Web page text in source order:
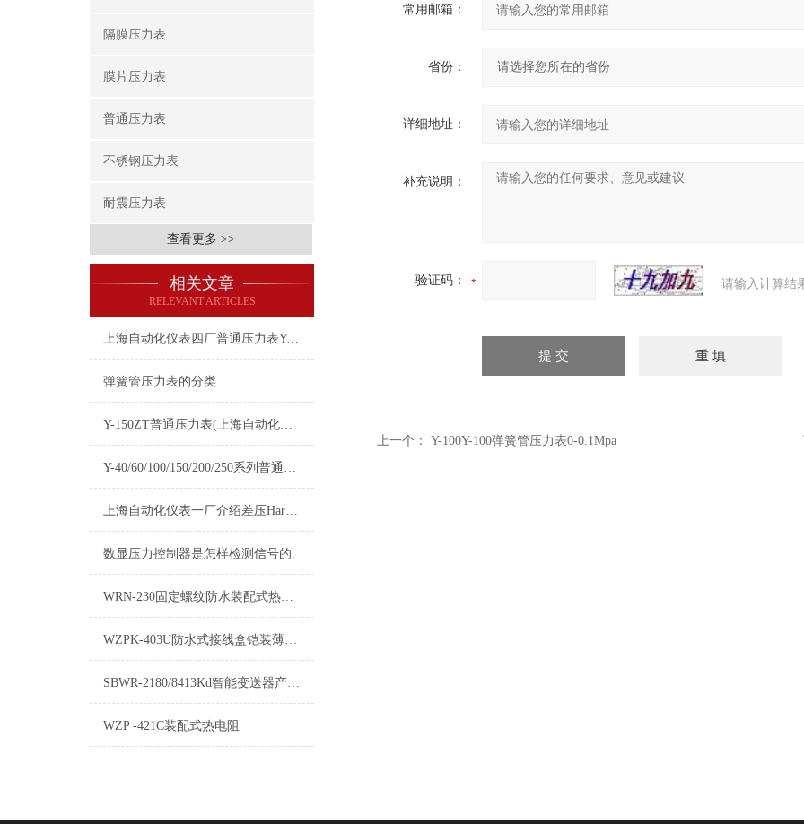
隔膜压力表
膜片压力表
普通压力表
不锈钢压力表
耐震压力表
查看更多 >>
相关文章
RELEVANT ARTICLES
上海自动化仪表四厂普通压力表Y-100-0-25MPa
弹簧管压力表的分类
Y-150ZT普通压力表(上海自动化仪表四厂)-白云牌产品介绍
Y-40/60/100/150/200/250系列普通压力表产品介绍
上海自动化仪表一厂介绍差压Hart变送器的加工技术
数显压力控制器是怎样检测信号的.
WRN-230固定螺纹防水装配式热电偶技术特点
WZPK-403U防水式接线盒铠装薄膜铂电阻
SBWR-2180/8413Kd智能变送器产品说明书
WZP -421C装配式热电阻
常用邮箱：
省份：
详细地址：
补充说明：
验证码： 请输入计算结
上一个： Y-100Y-100弹簧管压力表0-0.1Mpa